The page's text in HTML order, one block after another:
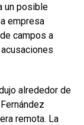
un posible
empresa
campos a
alrededor de
remota. La